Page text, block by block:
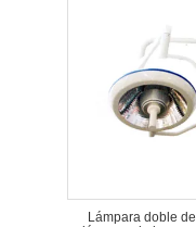
Lámpara doble